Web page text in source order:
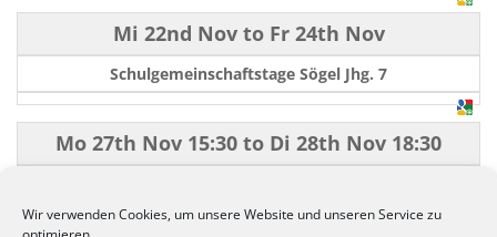
Wir verwenden Cookies, um unsere Website und unseren Service zu
Mi 22nd Novto Fr 24th Nov
Schulgemeinschaftstage Sögel Jhg. 7
Mo 27th Nov 15:30 to Di 28th Nov 18:30